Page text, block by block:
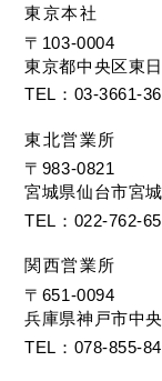
東京本社
〒103-0004
東京都中央区東
TEL
03-3661-
東北営業所
〒983-0821
宮城県仙台市宮
TEL
022-762-
関西営業所
〒651-0094
兵庫県神戸市中
TEL
078-855-